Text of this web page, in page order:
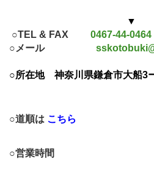
▼
○TEL & FAX 0467-44-0464
○メール
○所在地神奈川県鎌倉市大船3
○道順は こちら
○営業時間